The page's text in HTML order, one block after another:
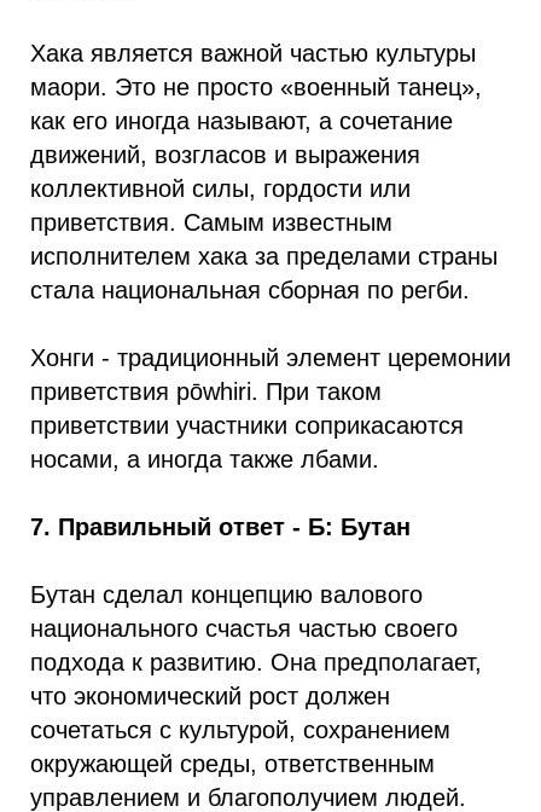
Хака является важной частью культуры
маори. Это не просто «военный танец»,
как его иногда называют, а сочетание
движений, возгласов и выражения
коллективной силы, гордости или
приветствия. Самым известным
исполнителем хака за пределами страны
стала национальная сборная по регби.
Хонги - традиционный элемент церемонии
приветствия pōwhiri. При таком
приветствии участники соприкасаются
носами, а иногда также лбами.
7. Правильный ответ - Б: Бутан
Бутан сделал концепцию валового
национального счастья частью своего
подхода к развитию. Она предполагает,
что экономический рост должен
сочетаться с культурой, сохранением
окружающей среды, ответственным
управлением и благополучием людей.